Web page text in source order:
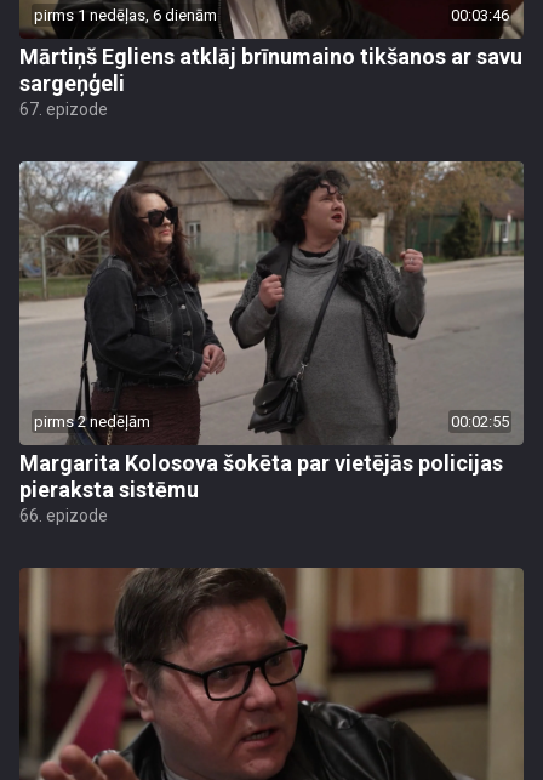
pirms 1 nedēļas, 6 dienām 00:03:46
Mārtiņš Egliens atklāj brīnumaino tikšanos ar savu
sargeņģeli
67. epizode
pirms 2 nedēļām 00:02:55
Margarita Kolosova šokēta par vietējās policijas
pieraksta sistēmu
66. epizode